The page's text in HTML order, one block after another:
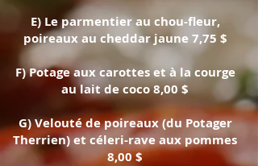
E) Le parmentier au chou-fleur,
poireaux au cheddar jaune 7,75 $
F) Potage aux carottes et à la courge
au lait de coco 8,00 $
G) Velouté de poireaux (du Potager
Therrien) et céleri-rave aux pommes
8,00 $